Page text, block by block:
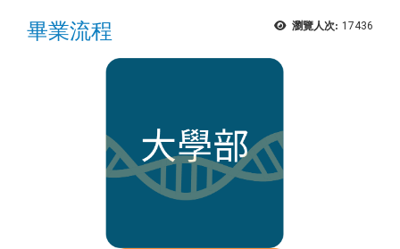
瀏覽人次: 17436
畢業流程